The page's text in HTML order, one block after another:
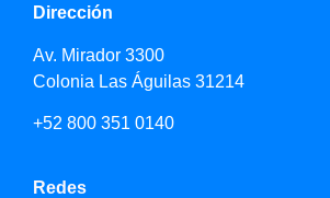
Dirección
Av. Mirador 3300
Colonia Las Águilas 31214
+52 800 351 0140
Redes